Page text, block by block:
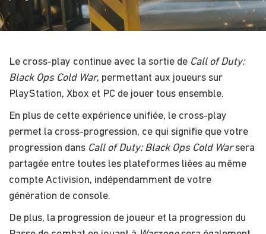
Le cross-play continue avec la sortie de Call of Duty:
Black Ops Cold War, permettant aux joueurs sur
PlayStation, Xbox et PC de jouer tous ensemble.
En plus de cette expérience unifiée, le cross-play
permet la cross-progression, ce qui signifie que votre
progression dans Call of Duty: Black Ops Cold Warsera
partagée entre toutes les plateformes liées au même
compte Activision, indépendamment de votre
génération de console.
De plus, la progression de joueur et la progression du